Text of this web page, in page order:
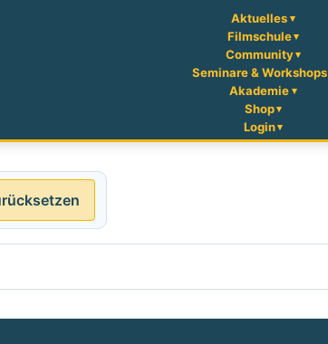
Aktuelles
Filmschule
Community
Seminare & Workshops
Akademie
Shop
Login